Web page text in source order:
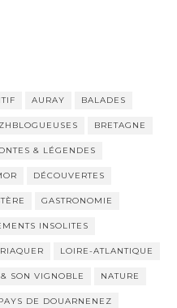
AURAY BALADES
BRETAGNE
& LÉGENDES
DÉCOUVERTES
GASTRONOMIE
INSOLITES
LOIRE-ATLANTIQUE
SON VIGNOBLE NATURE
DE DOUARNENEZ